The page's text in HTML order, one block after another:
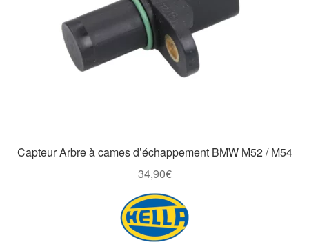
Capteur Arbre à cames d’échappement BMW M52 / M54
34,90€